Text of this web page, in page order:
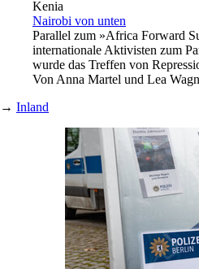
Kenia
Nairobi von unten
Parallel zum »Africa Forward
internationale Aktivisten zum
wurde das Treffen von
Von Anna Martel und Lea
→ Inland